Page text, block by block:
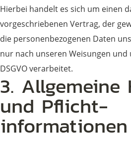
Hierbei handelt es sich um einen
vorgeschriebenen Vertrag, der
die personenbezogenen Daten
nur nach unseren Weisungen
DSGVO verarbeitet.
3. Allgemeine
und Pflicht­
informationen